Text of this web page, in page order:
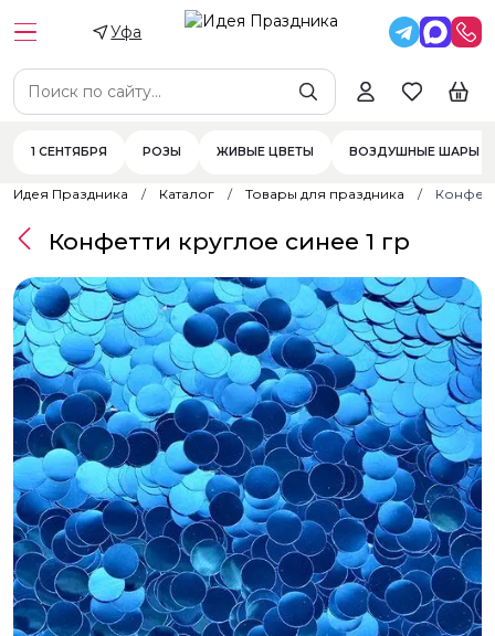
Уфа
1 СЕНТЯБРЯ РОЗЫ ЖИВЫЕ ЦВЕТЫ ВОЗДУШНЫЕ ШАРЫ
Идея Праздника Каталог Товары для праздника
Конфетти круглое синее 1 гр